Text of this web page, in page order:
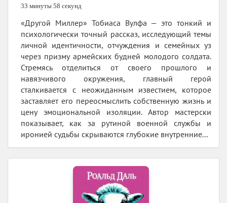
33 минуты 58 секунд
«Другой Миллер» Тобиаса Вулфа — это тонкий и
психологически точный рассказ, исследующий темы
личной идентичности, отчуждения и семейных уз
через призму армейских будней молодого солдата.
Стремясь отделиться от своего прошлого и
навязчивого окружения, главный герой
сталкивается с неожиданным известием, которое
заставляет его переосмыслить собственную жизнь и
цену эмоциональной изоляции. Автор мастерски
показывает, как за рутиной военной службы и
иронией судьбы скрываются глубокие внутренние...